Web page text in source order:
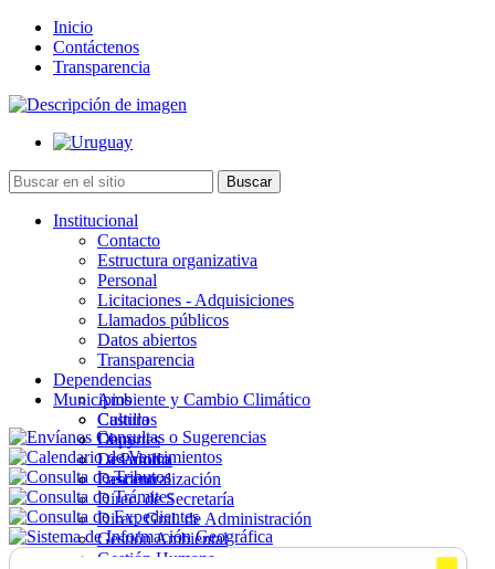
Inicio
Contáctenos
Transparencia
Institucional
Contacto
Estructura organizativa
Personal
Licitaciones - Adquisiciones
Llamados públicos
Datos abiertos
Transparencia
Dependencias
Ambiente y Cambio Climático
Cultura
Deportes
Desarrollo
Descentralización
Direc. de Secretaría
Direc. Gral. de Administración
Gestión Ambiental
Gestión Humana
Municipios
Castillos
Chuy
La Paloma
Lascano